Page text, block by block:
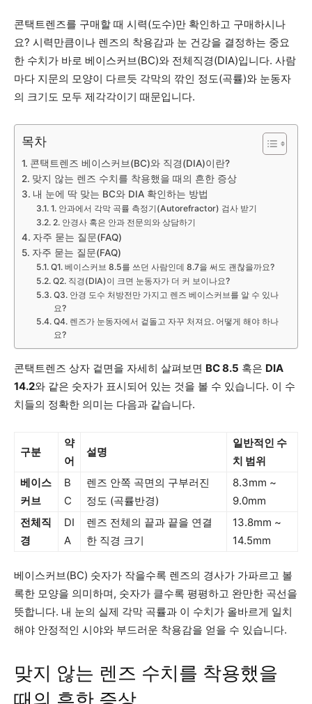
콘택트렌즈를 구매할 때 시력(도수)만 확인하고 구매하시나
요? 시력만큼이나 렌즈의 착용감과 눈 건강을 결정하는 중요
한 수치가 바로 베이스커브(BC)와 전체직경(DIA)입니다. 사람
마다 지문의 모양이 다르듯 각막의 깎인 정도(곡률)와 눈동자
의 크기도 모두 제각각이기 때문입니다.
목차
콘택트렌즈 베이스커브(BC)와 직경(DIA)이란?
맞지 않는 렌즈 수치를 착용했을 때의 흔한 증상
내 눈에 딱 맞는 BC와 DIA 확인하는 방법
1. 안과에서 각막 곡률 측정기(Autorefractor) 검사 받기
2. 안경사 혹은 안과 전문의와 상담하기
자주 묻는 질문(FAQ)
자주 묻는 질문(FAQ)
Q1. 베이스커브 8.5를 쓰던 사람인데 8.7을 써도 괜찮을까요?
Q2. 직경(DIA)이 크면 눈동자가 더 커 보이나요?
Q3. 안경 도수 처방전만 가지고 렌즈 베이스커브를 알 수 있나
요?
Q4. 렌즈가 눈동자에서 겉돌고 자꾸 처져요. 어떻게 해야 하나
요?
콘택트렌즈 상자 겉면을 자세히 살펴보면 BC 8.5 혹은 DIA
14.2와 같은 숫자가 표시되어 있는 것을 볼 수 있습니다. 이 수
치들의 정확한 의미는 다음과 같습니다.
구분
약
어
설명
일반적인 수
치 범위
베이스
커브
B
C
렌즈 안쪽 곡면의 구부러진
정도 (곡률반경)
8.3mm ~
9.0mm
전체직
경
DI
A
렌즈 전체의 끝과 끝을 연결
한 직경 크기
13.8mm ~
14.5mm
베이스커브(BC) 숫자가 작을수록 렌즈의 경사가 가파르고 볼
록한 모양을 의미하며, 숫자가 클수록 평평하고 완만한 곡선을
뜻합니다. 내 눈의 실제 각막 곡률과 이 수치가 올바르게 일치
해야 안정적인 시야와 부드러운 착용감을 얻을 수 있습니다.
맞지 않는 렌즈 수치를 착용했을